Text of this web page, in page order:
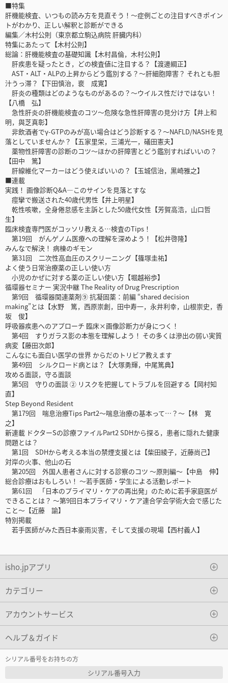
■特集
肝機能検査、いつもの読み方を見直そう！〜症例ごとの注目すべきポイン
トがわかり、正しい解釈と診断ができる
編集／木村公則（東京都立駒込病院 肝臓内科）
特集にあたって【木村公則】
総論：肝機能検査の基礎知識【木村昌倫，木村公則】
肝疾患を疑ったとき，どの検査値に注目する？【渡邊綱正】
AST・ALT・ALPの上昇からどう鑑別する？〜肝細胞障害？ それとも胆
汁うっ滞？【下田慎治，裵 成寛】
肝炎の種類はどのようなものがあるの？〜ウイルス性だけではない！
【八橋 弘】
急性肝炎の肝機能検査のコツ〜危険な急性肝障害の見分け方【井上和
明，與芝真彰】
非飲酒者でγ-GTPのみが高い場合はどう診断する？〜NAFLD/NASHを見
落としていませんか？【五家里栄，三浦光一，礒田憲夫】
薬物性肝障害の診断のコツ〜ほかの肝障害とどう鑑別すればいいの？
【田中 篤】
肝線維化マーカーはどう使えばいいの？【玉城信治，黒崎雅之】
■連載
実践！ 画像診断Q&A―このサインを見落とすな
痙攣で搬送された40歳代男性【井上明星】
乾性咳嗽，全身倦怠感を主訴とした50歳代女性【芳賀高浩，山口哲
生】
臨床検査専門医がコッソリ教える…検査のTips！
第19回 がんゲノム医療への理解を深めよう！【松井啓隆】
みんなで解決！ 病棟のギモン
第31回 二次性高血圧のスクリーニング【篠塚圭祐】
よく使う日常治療薬の正しい使い方
小児のかぜに対する薬の正しい使い方【堀越裕歩】
循環器セミナー 実況中継 The Reality of Drug Prescription
第9回 循環器関連薬剤⑨ 抗凝固薬：前編 “shared decision
making”とは【水野 篤，西原崇創，田中寿一，永井利幸，山根崇史，香
坂 俊】
呼吸器疾患へのアプローチ 臨床×画像診断力が身につく！
第4回 すりガラス影の本態を理解しよう！ その多くは滲出の弱い実質
病変【藤田次郎】
こんなにも面白い医学の世界 からだのトリビア教えます
第49回 シルクロード病とは？【大塚勇輝，中尾篤典】
攻める面談，守る面談
第5回 守りの面談 ② リスクを把握してトラブルを回避する【岡村知
直】
Step Beyond Resident
第179回 喘息治療Tips Part2〜喘息治療の基本って…？〜【林 寛
之】
新連載 ドクターSの診療ファイルPart2 SDHから探る，患者に隠れた健康
問題とは？
第1回 SDHから考える本当の禁煙支援とは【柴田綾子，近藤尚己】
対岸の火事、他山の石
第205回 外国人患者さんに対する診察のコツ 〜原則編〜【中島 伸】
総合診療はおもしろい！ 〜若手医師・学生による活動レポート
第61回 「日本のプライマリ・ケアの再出発」のために若手家庭医が
できることは？ 〜第9回日本プライマリ・ケア連合学会学術大会で感じた
こと〜【近藤 諭】
特別掲載
若手医師がみた西日本豪雨災害，そして支援の現場【西村義人】
isho.jpアプリ
カテゴリー
アカウントサービス
ヘルプ＆ガイド
シリアル番号をお持ちの方
シリアル番号入力